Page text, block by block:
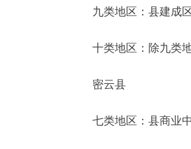
九类地区：县建成区
十类地区：除九类地
密云县
七类地区：县商业中